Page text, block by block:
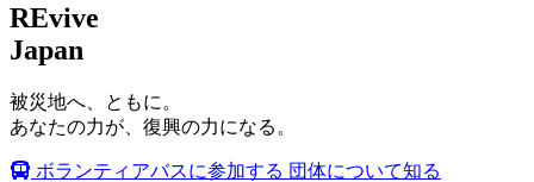
REvive
Japan
被災地へ、ともに。
あなたの力が、復興の力になる。
ボランティアバスに参加する 団体について知る